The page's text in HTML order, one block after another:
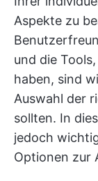
Aspekte zu
und die
haben, sind
Auswahl der
sollten. In
jedoch
Optionen zur